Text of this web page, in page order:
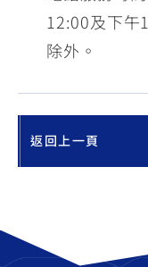
12:00及下午
除外。
返回上一頁